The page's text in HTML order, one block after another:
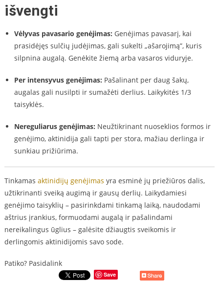
išvengti
Vėlyvas pavasario genėjimas: Genėjimas pavasarį, kai
prasidėjęs sulčių judėjimas, gali sukelti „ašarojimą”, kuris
silpnina augalą. Genėkite žiemą arba vasaros viduryje.
Per intensyvus genėjimas: Pašalinant per daug šakų,
augalas gali nusilpti ir sumažėti derlius. Laikykitės 1/3
taisyklės.
Nereguliarus genėjimas: Neužtikrinant nuoseklios formos ir
genėjimo, aktinidija gali tapti per stora, mažiau derlinga ir
sunkiau prižiūrima.
Tinkamas aktinidijų genėjimas yra esminė jų priežiūros dalis,
užtikrinanti sveiką augimą ir gausų derlių. Laikydamiesi
genėjimo taisyklių – pasirinkdami tinkamą laiką, naudodami
aštrius įrankius, formuodami augalą ir pašalindami
nereikalingus ūglius – galėsite džiaugtis sveikomis ir
derlingomis aktinidijomis savo sode.
Patiko? Pasidalink
Save